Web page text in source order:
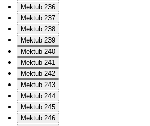
Mektub 236
Mektub 237
Mektub 238
Mektub 239
Mektub 240
Mektub 241
Mektub 242
Mektub 243
Mektub 244
Mektub 245
Mektub 246